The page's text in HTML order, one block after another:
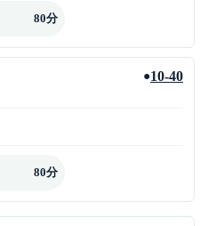
80分
●10-40
80分